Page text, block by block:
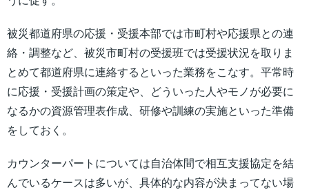
被災都道府県の応援・受援本部では市町村や応援県との連
絡・調整など、被災市町村の受援班では受援状況を取りま
とめて都道府県に連絡するといった業務をこなす。平常時
に応援・受援計画の策定や、どういった人やモノが必要に
なるかの資源管理表作成、研修や訓練の実施といった準備
をしておく。
カウンターパートについては自治体間で相互支援協定を結
んでいるケースは多いが、具体的な内容が決まってない場